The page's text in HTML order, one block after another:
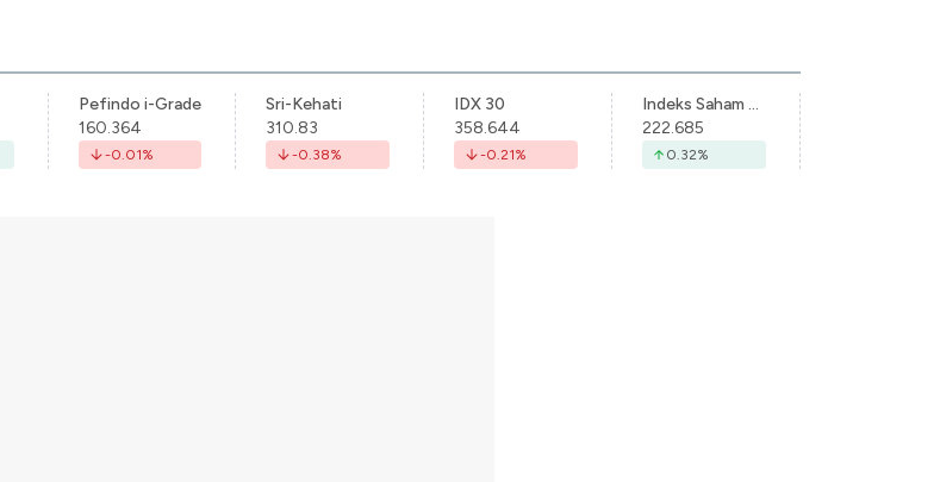
Pefindo i-Grade
160.364
-0.01%
Sri-Kehati
310.83
-0.38%
IDX 30
358.644
-0.21%
Indeks Saham Syariah Indonesia
222.685
0.32%